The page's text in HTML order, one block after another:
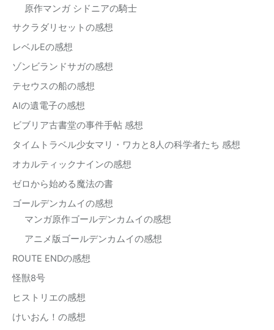
原作マンガ シドニアの騎士
サクラダリセットの感想
レベルEの感想
ゾンビランドサガの感想
テセウスの船の感想
AIの遺電子の感想
ビブリア古書堂の事件手帖 感想
タイムトラベル少女マリ・ワカと8人の科学者たち 感想
オカルティックナインの感想
ゼロから始める魔法の書
ゴールデンカムイの感想
マンガ原作ゴールデンカムイの感想
アニメ版ゴールデンカムイの感想
ROUTE ENDの感想
怪獣8号
ヒストリエの感想
けいおん！の感想